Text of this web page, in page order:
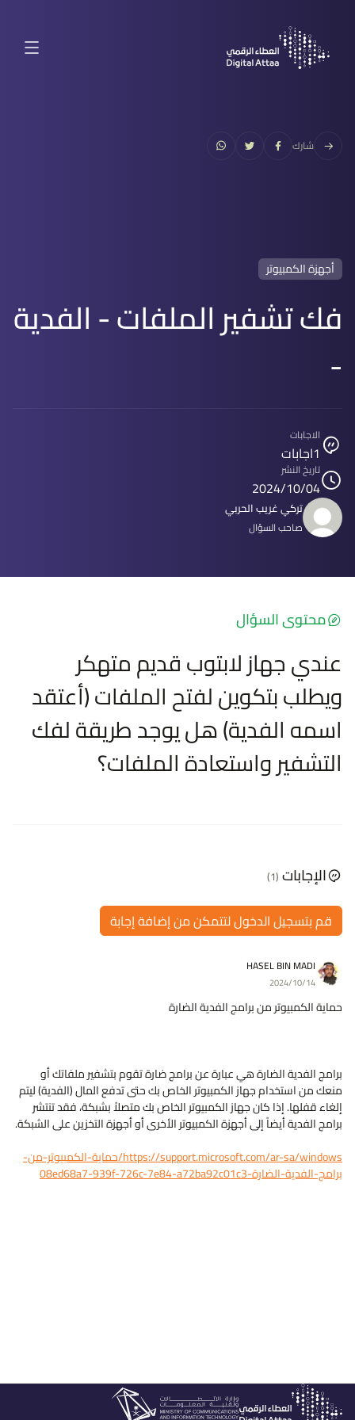
شارك
أجهزة الكمبيوتر
فك تشفير الملفات - الفدية
-
الاجابات
1اجابات
تاريخ النشر
2024/10/04
تركي غريب الحربي
صاحب السؤال
محتوى السؤال
عندي جهاز لابتوب قديم متهكر
ويطلب بتكوين لفتح الملفات (أعتقد
اسمه الفدية) هل يوجد طريقة لفك
التشفير واستعادة الملفات؟
الإجابات (1)
قم بتسجيل الدخول لتتمكن من إضافة إجابة
HASEL BIN MADI
2024/10/14
‫حماية الكمبيوتر من برامج الفدية الضارة
برامج الفدية الضارة هي عبارة عن برامج ضارة تقوم بتشفير ملفاتك أو
منعك من استخدام جهاز الكمبيوتر الخاص بك حتى تدفع المال (الفدية) ليتم
إلغاء قفلها. إذا كان جهاز الكمبيوتر الخاص بك متصلاً بشبكة، فقد تنتشر
برامج الفدية أيضاً إلى أجهزة الكمبيوتر الأخرى أو أجهزة التخزين على الشبكة.
https://support.microsoft.com/ar-sa/windows/‫حماية-الكمبيوتر-من-
برامج-الفدية-الضارة-08ed68a7-939f-726c-7e84-a72ba92c01c3